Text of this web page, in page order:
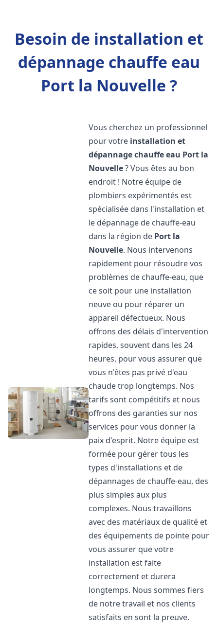
Besoin de installation et
dépannage chauffe eau
Port la Nouvelle ?
Vous cherchez un professionnel
pour votre installation et
dépannage chauffe eau Port la
Nouvelle? Vous êtes au bon
endroit ! Notre équipe de
plombiers expérimentés est
spécialisée dans l'installation et
le dépannage de chauffe-eau
dans la région de Port la
Nouvelle. Nous intervenons
rapidement pour résoudre vos
problèmes de chauffe-eau, que
ce soit pour une installation
neuve ou pour réparer un
appareil défectueux. Nous
offrons des délais d'intervention
rapides, souvent dans les 24
heures, pour vous assurer que
vous n'êtes pas privé d'eau
chaude trop longtemps. Nos
tarifs sont compétitifs et nous
offrons des garanties sur nos
services pour vous donner la
paix d'esprit. Notre équipe est
formée pour gérer tous les
types d'installations et de
dépannages de chauffe-eau, des
plus simples aux plus
complexes. Nous travaillons
avec des matériaux de qualité et
des équipements de pointe pour
vous assurer que votre
installation est faite
correctement et durera
longtemps. Nous sommes fiers
de notre travail et nos clients
satisfaits en sont la preuve.